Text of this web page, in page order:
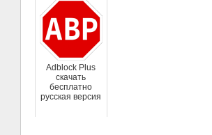
Adblock Plus
скачать
бесплатно
русская версия